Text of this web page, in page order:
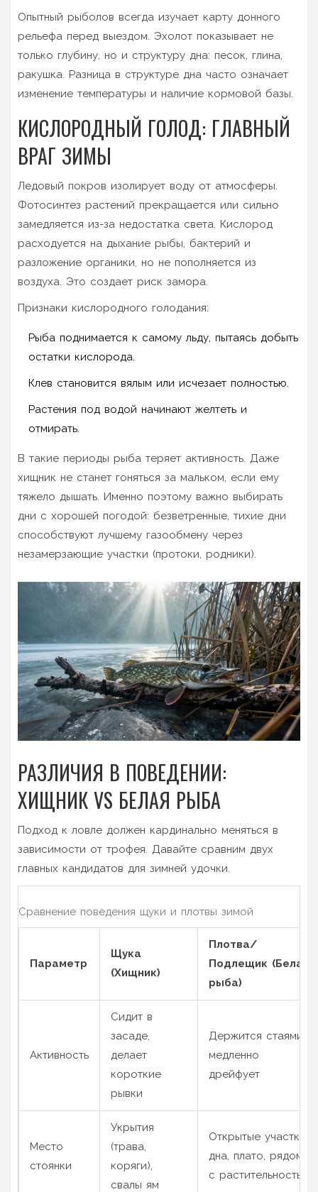
Опытный рыболов всегда изучает карту донного
рельефа перед выездом. Эхолот показывает не
только глубину, но и структуру дна: песок, глина,
ракушка. Разница в структуре дна часто означает
изменение температуры и наличие кормовой базы.
КИСЛОРОДНЫЙ ГОЛОД: ГЛАВНЫЙ
ВРАГ ЗИМЫ
Ледовый покров изолирует воду от атмосферы.
Фотосинтез растений прекращается или сильно
замедляется из-за недостатка света. Кислород
расходуется на дыхание рыбы, бактерий и
разложение органики, но не пополняется из
воздуха. Это создает риск замора.
Признаки кислородного голодания:
Рыба поднимается к самому льду, пытаясь добыть
остатки кислорода.
Клев становится вялым или исчезает полностью.
Растения под водой начинают желтеть и
отмирать.
В такие периоды рыба теряет активность. Даже
хищник не станет гоняться за мальком, если ему
тяжело дышать. Именно поэтому важно выбирать
дни с хорошей погодой: безветренные, тихие дни
способствуют лучшему газообмену через
незамерзающие участки (протоки, родники).
РАЗЛИЧИЯ В ПОВЕДЕНИИ:
ХИЩНИК VS БЕЛАЯ РЫБА
Подход к ловле должен кардинально меняться в
зависимости от трофея. Давайте сравним двух
главных кандидатов для зимней удочки.
Сравнение поведения щуки и плотвы зимой
Параметр
Щука
(Хищник)
Плотва/
Подлещик (Белая
рыба)
Активность
Сидит в
засаде,
делает
короткие
рывки
Держится стаями,
медленно
дрейфует
Место
стоянки
Укрытия
(трава,
коряги),
свалы ям
Открытые участки
дна, плато, рядом
с растительностью